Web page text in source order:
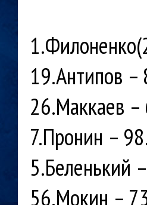
19.Антипов
26.Маккаев
7.Пронин –
5.Беленький
56.Мокин –